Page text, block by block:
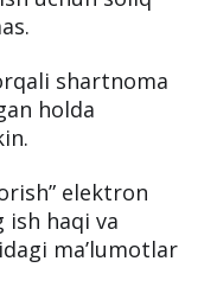
shartnoma
holda
elektron
ish haqi va
maʼlumotlar